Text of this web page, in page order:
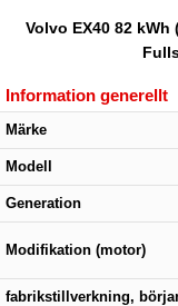
Volvo EX40 82 kWh
Information generellt
Märke
Modell
Generation
Modifikation (motor)
fabrikstillverkning,